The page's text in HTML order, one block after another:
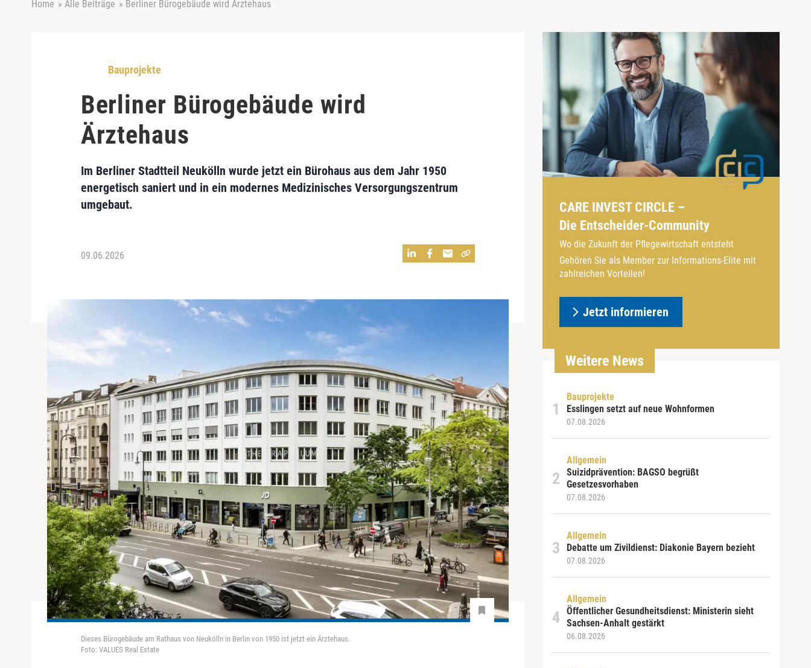
Home » Alle Beiträge » Berliner Bürogebäude wird Ärztehaus
Bauprojekte
Berliner Bürogebäude wird
Ärztehaus
Im Berliner Stadtteil Neukölln wurde jetzt ein Bürohaus aus dem Jahr 1950
energetisch saniert und in ein modernes Medizinisches Versorgungszentrum
umgebaut.
09.06.2026
Dieses Bürogebäude am Rathaus von Neukölln in Berlin von 1950 ist jetzt ein Ärztehaus.
Foto: VALUES Real Estate
CARE INVEST CIRCLE –
Die Entscheider-Community
Wo die Zukunft der Pflegewirtschaft entsteht
Gehören Sie als Member zur Informations-Elite mit
zahlreichen Vorteilen!
Jetzt informieren
Weitere News
Bauprojekte
Esslingen setzt auf neue Wohnformen
07.08.2026
Allgemein
Suizidprävention: BAGSO begrüßt
Gesetzesvorhaben
07.08.2026
Allgemein
Debatte um Zivildienst: Diakonie Bayern bezieht
07.08.2026
Allgemein
Öffentlicher Gesundheitsdienst: Ministerin sieht
Sachsen-Anhalt gestärkt
06.08.2026